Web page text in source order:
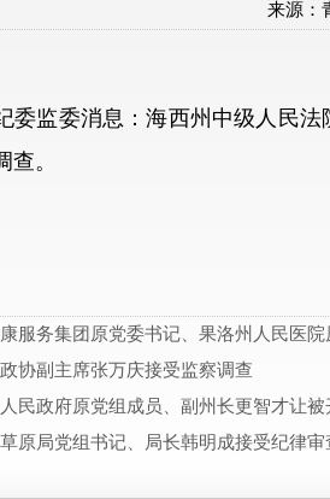
来源：
监委消息：海西州中级人民法
。
服务集团原党委书记、果洛州人民医
协副主席张万庆接受监察调查
民政府原党组成员、副州长更智才让
原局党组书记、局长韩明成接受纪律审